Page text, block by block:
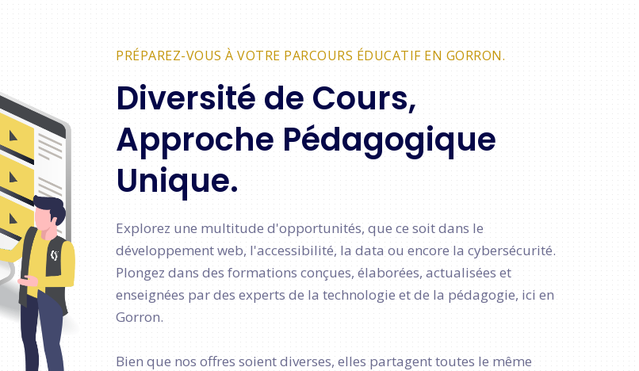
PRÉPAREZ-VOUS À VOTRE PARCOURS ÉDUCATIF EN GORRON.
Diversité de Cours,
Approche Pédagogique
Unique.
Explorez une multitude d'opportunités, que ce soit dans le
développement web, l'accessibilité, la data ou encore la cybersécurité.
Plongez dans des formations conçues, élaborées, actualisées et
enseignées par des experts de la technologie et de la pédagogie, ici en
Gorron.
Bien que nos offres soient diverses, elles partagent toutes le même